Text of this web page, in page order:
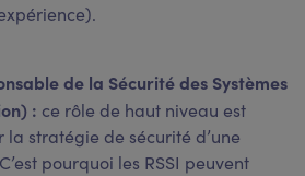
de la Sécurité des Systèmes
: ce rôle de haut niveau est
la stratégie de sécurité d’une
pourquoi les RSSI peuvent